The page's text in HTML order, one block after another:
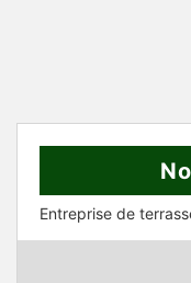
Entreprise de